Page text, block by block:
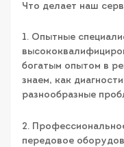
Что делает наш
1. Опытные
богатым опытом в
знаем, как
разнообразные
2.
передовое